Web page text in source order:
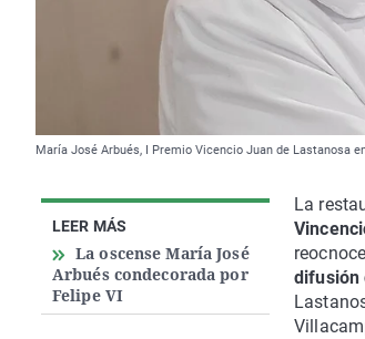
María José Arbués, I Premio Vicencio Juan de Lastanosa
LEER MÁS
La oscense María José
Arbués condecorada por
Felipe VI
La
difusión